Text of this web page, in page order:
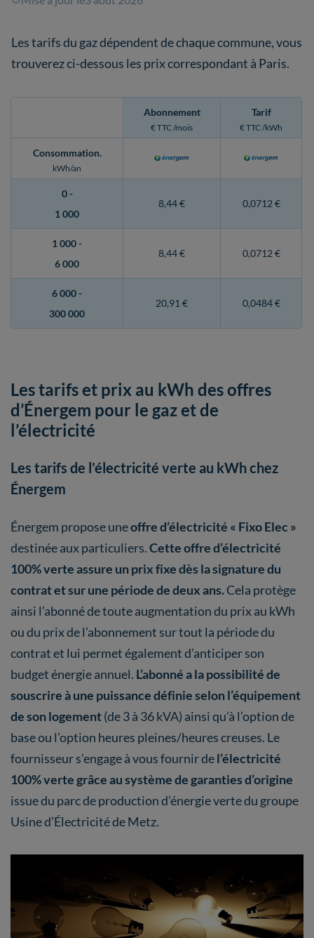
Les tarifs du gaz dépendent de chaque commune, vous
trouverez ci-dessous les prix correspondant à Paris.
Abonnement
€ TTC /mois
Tarif
€ TTC /kWh
Consommation.
kWh/an
0 -
1 000
8,44 € 0,0712 €
1 000 -
6 000
8,44 € 0,0712 €
6 000 -
300 000
20,91 € 0,0484 €
Les tarifs et prix au kWh des offres
d’Énergem pour le gaz et de
l’électricité
Les tarifs de l’électricité verte au kWh chez
Énergem
Énergem propose uneoffre d’électricité « Fixo Elec »
destinée aux particuliers.Cette offre d’électricité
100% verte assure un prix fixe dès la signature du
contrat et sur une période de deux ans.Cela protège
ainsi l’abonné de toute augmentation du prix au kWh
ou du prix de l’abonnement sur tout la période du
contrat et lui permet également d’anticiper son
budget énergie annuel. L’abonné a la possibilité de
souscrire à une puissance définie selon l’équipement
de son logement(de 3 à 36 kVA) ainsi qu’à l’option de
base ou l’option heures pleines/heures creuses. Le
fournisseur s’engage à vous fournir del’électricité
100% verte grâce au système de garanties d’origine
issue du parc de production d’énergie verte du groupe
Usine d’Électricité de Metz.